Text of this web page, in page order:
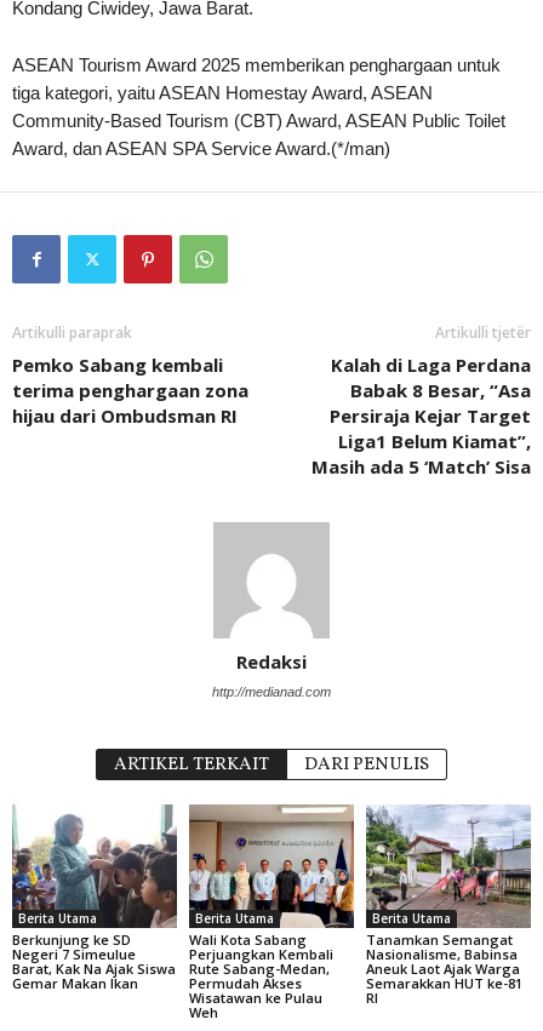
Kondang Ciwidey, Jawa Barat.
ASEAN Tourism Award 2025 memberikan penghargaan untuk
tiga kategori, yaitu ASEAN Homestay Award, ASEAN
Community-Based Tourism (CBT) Award, ASEAN Public Toilet
Award, dan ASEAN SPA Service Award.(*/man)
Artikulli paraprak
Pemko Sabang kembali
terima penghargaan zona
hijau dari Ombudsman RI
Artikulli tjetër
Kalah di Laga Perdana
Babak 8 Besar, “Asa
Persiraja Kejar Target
Liga1 Belum Kiamat”,
Masih ada 5 ‘Match’ Sisa
Redaksi
http://medianad.com
ARTIKEL TERKAIT DARI PENULIS
Berita Utama
Berkunjung ke SD
Negeri 7 Simeulue
Barat, Kak Na Ajak Siswa
Gemar Makan Ikan
Berita Utama
Wali Kota Sabang
Perjuangkan Kembali
Rute Sabang-Medan,
Permudah Akses
Wisatawan ke Pulau
Weh
Berita Utama
Tanamkan Semangat
Nasionalisme, Babinsa
Aneuk Laot Ajak Warga
Semarakkan HUT ke-81
RI